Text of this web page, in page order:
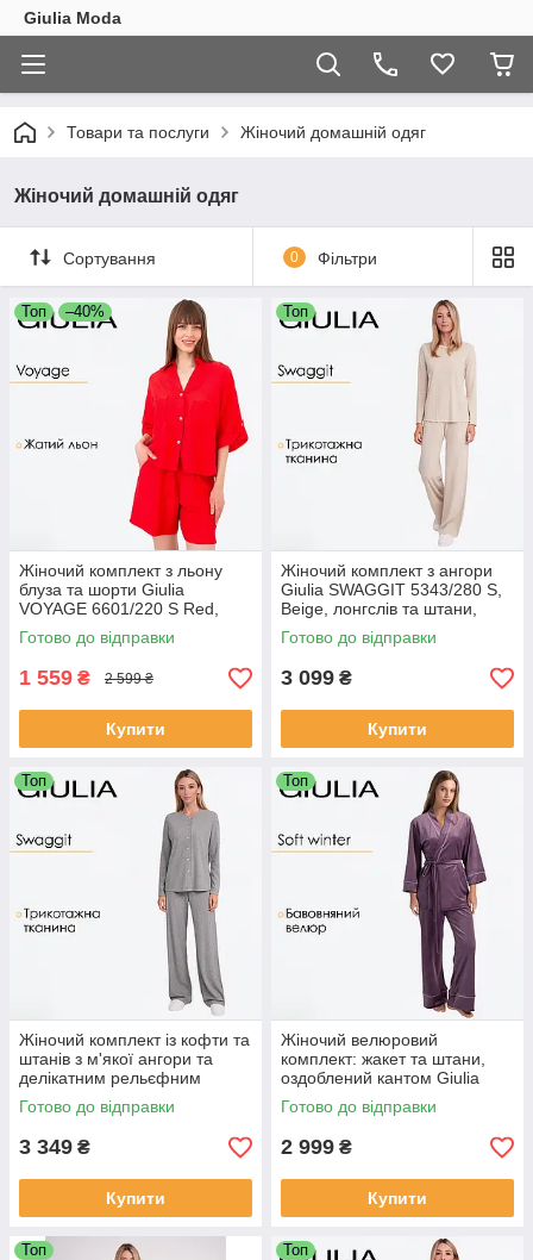
Giulia Moda
Товари та послуги Жіночий домашній одяг
Жіночий домашній одяг
Сортування 0 Фільтри
Топ –40%
Жіночий комплект з льону
блуза та шорти Giulia
VOYAGE 6601/220 S Red,
жатий льон, з кишенями,
літній
Готово до відправки
1 559 ₴ 2 599 ₴
Купити
Топ
Жіночий комплект з ангори
Giulia SWAGGIT 5343/280 S,
Beige, лонгслів та штани,
трикотажний, з візерунком,
бежевий
Готово до відправки
3 099 ₴
Купити
Топ
Жіночий комплект із кофти та
штанів з м'якої ангори та
делікатним рельєфним
візерунком "колосок" Giulia
SWAGGIT 5813/280 S, сірий
Готово до відправки
3 349 ₴
Купити
Топ
Жіночий велюровий
комплект: жакет та штани,
оздоблений кантом Giulia
SOFT WINTER 5606/080 S
Violet-lavender purple,
Готово до відправки
2 999 ₴
Купити
Топ Топ